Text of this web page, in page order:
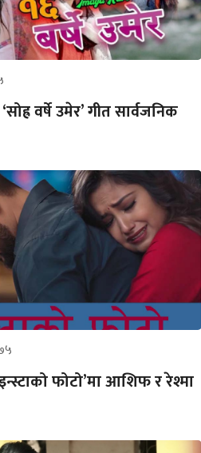
वर्षे उमेर’ गीत सार्वजनिक
फोटो’मा आशिफ र रेश्मा